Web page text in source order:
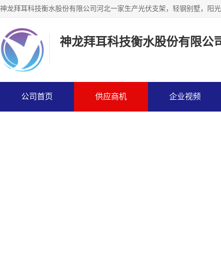
神龙拜耳科技衡水股份有限公
公司首页 供应商机 企业视频